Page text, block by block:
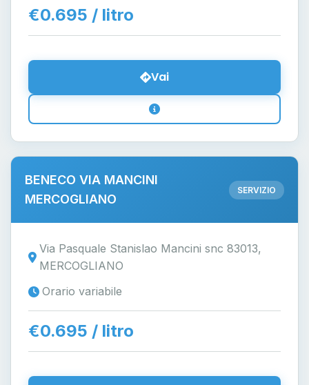
€0.695 / litro
Vai
BENECO VIA MANCINI
MERCOGLIANO
SERVIZIO
Via Pasquale Stanislao Mancini snc 83013,
MERCOGLIANO
Orario variabile
€0.695 / litro